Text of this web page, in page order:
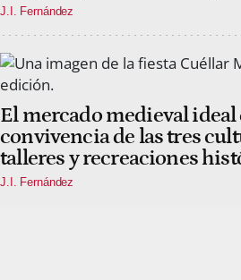
J.I. Fernández
El mercado medieval ideal
convivencia de las tres
talleres y recreaciones
J.I. Fernández